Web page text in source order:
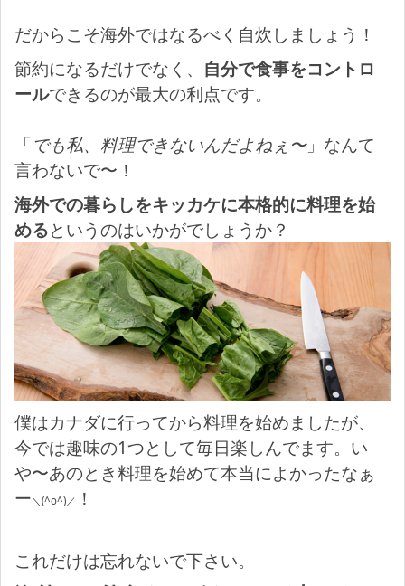
だからこそ海外ではなるべく自炊しましょう！
節約になるだけでなく、 自分で食事をコントロ
ールできるのが最大の利点です。
「でも私、料理できないんだよねぇ〜」なんて
言わないで〜！
海外での暮らしをキッカケに本格的に料理を始
めるというのはいかがでしょうか？
僕はカナダに行ってから料理を始めましたが、
今では趣味の1つとして毎日楽しんでます。い
や〜あのとき料理を始めて本当によかったなぁ
ー＼(^o^)／ ！
これだけは忘れないで下さい。